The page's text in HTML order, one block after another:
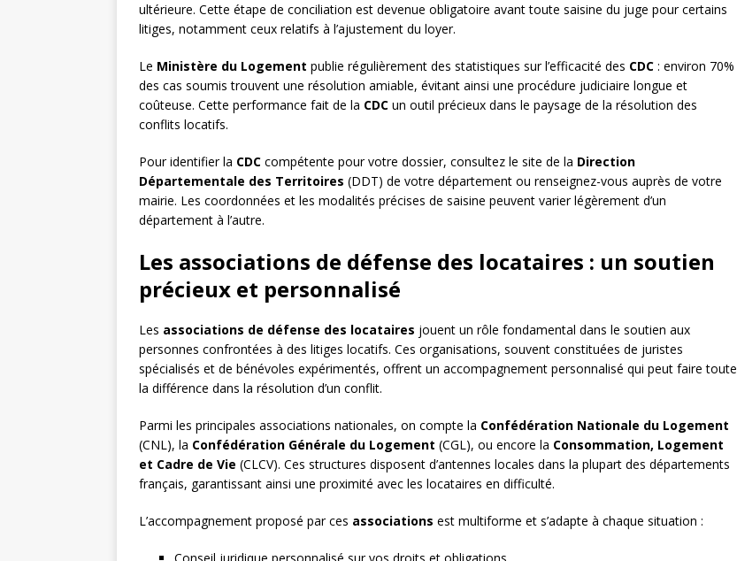
ultérieure. Cette étape de conciliation est devenue obligatoire avant toute saisine du juge pour certains
litiges, notamment ceux relatifs à l’ajustement du loyer.
Le Ministère du Logement publie régulièrement des statistiques sur l’efficacité des CDC : environ 70%
des cas soumis trouvent une résolution amiable, évitant ainsi une procédure judiciaire longue et
coûteuse. Cette performance fait de la CDC un outil précieux dans le paysage de la résolution des
conflits locatifs.
Pour identifier la CDC compétente pour votre dossier, consultez le site de la Direction
Départementale des Territoires (DDT) de votre département ou renseignez-vous auprès de votre
mairie. Les coordonnées et les modalités précises de saisine peuvent varier légèrement d’un
département à l’autre.
Les associations de défense des locataires : un soutien
précieux et personnalisé
Les associations de défense des locataires jouent un rôle fondamental dans le soutien aux
personnes confrontées à des litiges locatifs. Ces organisations, souvent constituées de juristes
spécialisés et de bénévoles expérimentés, offrent un accompagnement personnalisé qui peut faire toute
la différence dans la résolution d’un conflit.
Parmi les principales associations nationales, on compte la Confédération Nationale du Logement
(CNL), la Confédération Générale du Logement (CGL), ou encore la Consommation, Logement
et Cadre de Vie (CLCV). Ces structures disposent d’antennes locales dans la plupart des départements
français, garantissant ainsi une proximité avec les locataires en difficulté.
L’accompagnement proposé par ces associations est multiforme et s’adapte à chaque situation :